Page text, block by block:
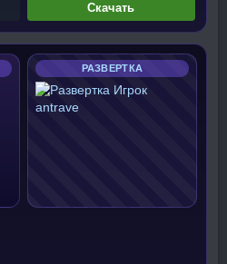
Скачать
РАЗВЕРТКА